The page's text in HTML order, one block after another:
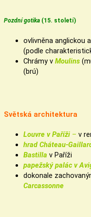
Pozdní gotika (15. století)
ovlivněna anglickou
(podle
Chrámy v Moulins
(brú)
Světská architektura
Louvre v Paříži – v
hrad Cháteau-
Bastilla v Paříži
papežský palác v
dokonale
Carcassonne